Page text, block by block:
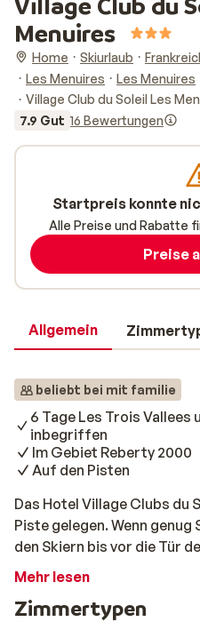
Menuires
Home Skiurlaub
Les Menuires
Les Menuires
Village Club du Soleil Les
7.9 Gut 16 Bewertungen
Allgemein
beliebt bei mit familie
6 Tage Les Trois
inbegriffen
Im Gebiet Reberty 2000
Auf den Pisten
Das Hotel Village Clubs du
Piste gelegen. Wenn genug
den Skiern bis vor die Tür
Zentrum mit seinen
um einen schönen Abend
Mehr lesen
Zimmertypen
Startpreis konnte
Alle Preise und Rabatte
Preise